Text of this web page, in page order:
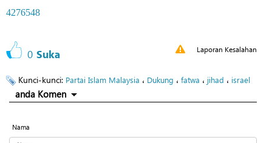
4276548
0 Suka Laporan Kesalahan
Kunci-kunci: Partai Islam Malaysia ، Dukung ، fatwa ، jihad ، israel
anda Komen
Nama